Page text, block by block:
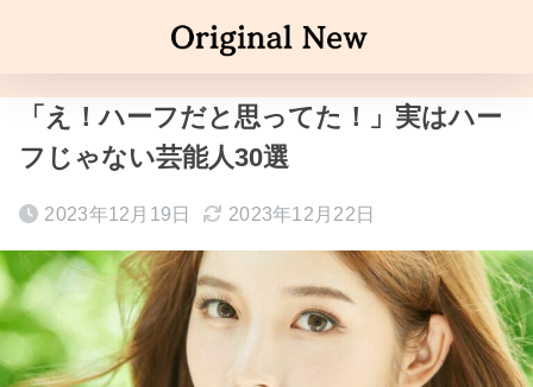
「え！ハーフだと思ってた！」実はハー
フじゃない芸能人30選
2023年12月19日 2023年12月22日